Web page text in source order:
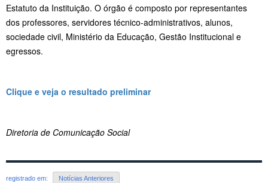
Estatuto da Instituição. O órgão é composto por representantes
dos professores, servidores técnico-administrativos, alunos,
sociedade civil, Ministério da Educação, Gestão Institucional e
egressos.
Clique e veja o resultado preliminar
Diretoria de Comunicação Social
registrado em: Notícias Anteriores